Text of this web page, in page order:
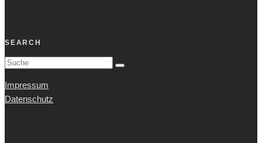
SEARCH
Impressum
Datenschutz